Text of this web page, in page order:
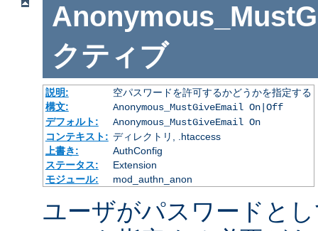
クティブ
説明:
空パスワードを許可するかどうかを指定する
構文:
Anonymous_MustGiveEmail On|Off
デフォルト:
Anonymous_MustGiveEmail On
コンテキスト: ディレクトリ, .htaccess
上書き:
AuthConfig
ステータス:
Extension
モジュール:
mod_authn_anon
ユーザがパスワードと